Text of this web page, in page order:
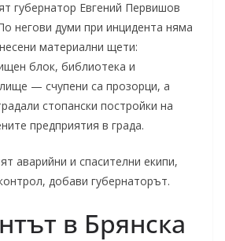
губернатор Евгений Первишов
негови думи при инцидента няма
материални щети:
блок, библиотека и
— счупени са прозорци, а
стопански постройки на
предприятия в града.
аварийни и спасителни екипи,
добави губернаторът.
в Брянска